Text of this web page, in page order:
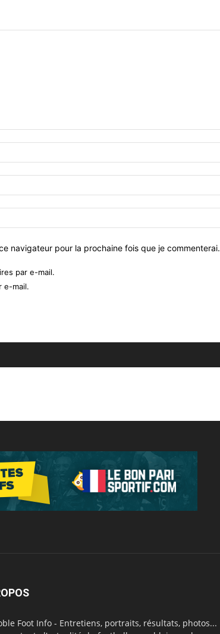
navigateur pour la prochaine fois que je commenterai.
par e-mail.
e-mail.
Foot Info - Entretiens, portraits, résultats, photos...